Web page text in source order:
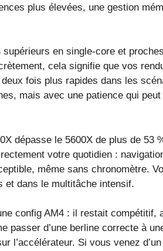
plus élevées, une gestion
en single-core et
cela signifie que vos
fois plus rapides dans les
mais avec une patience qui peut
dépasse le 5600X de plus de 53
votre quotidien :
même sans chronomètre.
et dans le multitâche intensif.
config AM4 : il restait compétitif,
passer d’une berline correcte à
l’accélérateur. Si vous venez d’un